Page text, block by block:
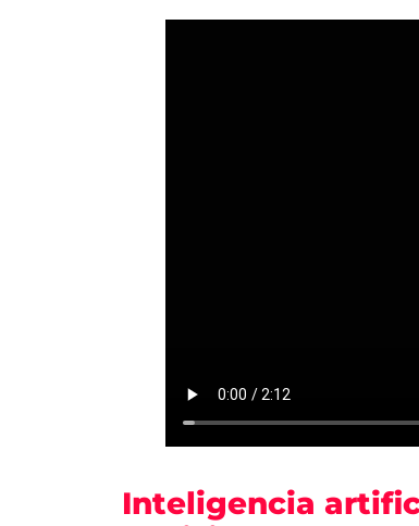
Inteligencia